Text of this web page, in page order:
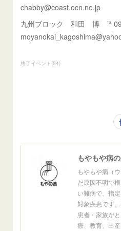
chabby@coast.ocn.ne.jp
九州ブロック 和田 博 ℡
終了イベント (54)
もやもや病（
だ原因不明で
い難病で、指
対象疾患です
患者・家族が
療、教育、出